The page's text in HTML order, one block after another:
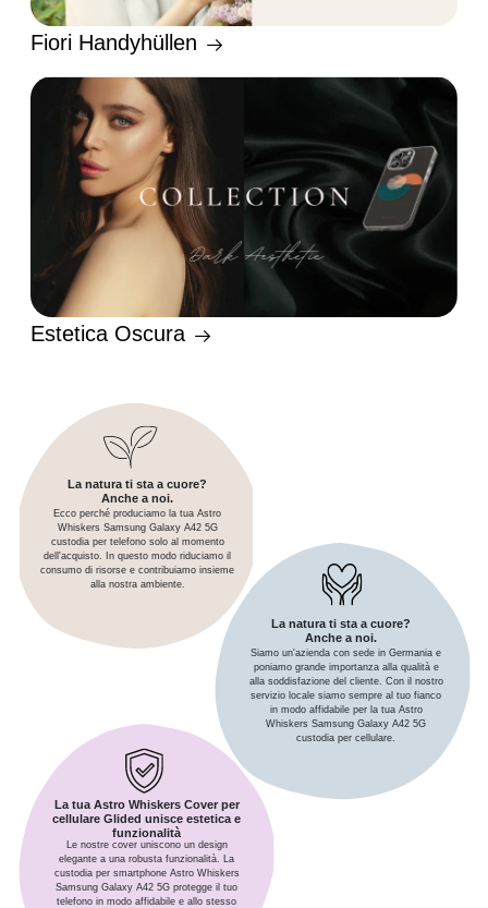
Fiori Handyhüllen
Estetica Oscura
La natura ti sta a cuore?
Anche a noi.
Ecco perché produciamo la tua Astro
Whiskers Samsung Galaxy A42 5G
custodia per telefono solo al momento
dell'acquisto. In questo modo riduciamo il
consumo di risorse e contribuiamo insieme
alla nostra ambiente.
La natura ti sta a cuore?
Anche a noi.
Siamo un'azienda con sede in Germania e
poniamo grande importanza alla qualità e
alla soddisfazione del cliente. Con il nostro
servizio locale siamo sempre al tuo fianco
in modo affidabile per la tua Astro
Whiskers Samsung Galaxy A42 5G
custodia per cellulare.
La tua Astro Whiskers Cover per
cellulare Glided unisce estetica e
funzionalità
Le nostre cover uniscono un design
elegante a una robusta funzionalità. La
custodia per smartphone Astro Whiskers
Samsung Galaxy A42 5G protegge il tuo
telefono in modo affidabile e allo stesso